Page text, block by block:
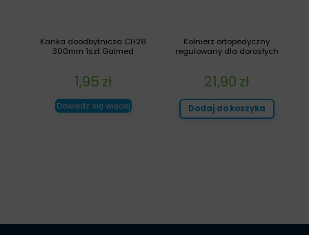
Kołnierz ortopedyczny
regulowany dla dorosłych
21,90 zł
Dodaj do koszyka
Kanka doodbytnicza CH28
300mm 1szt Galmed
1,95 zł
Dowiedz się więcej